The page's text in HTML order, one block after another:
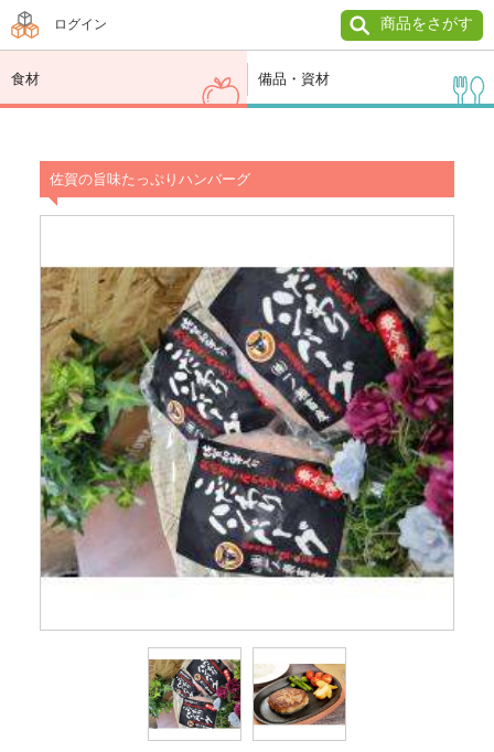
ログイン 商品をさがす
食材 備品・資材
佐賀の旨味たっぷりハンバーグ